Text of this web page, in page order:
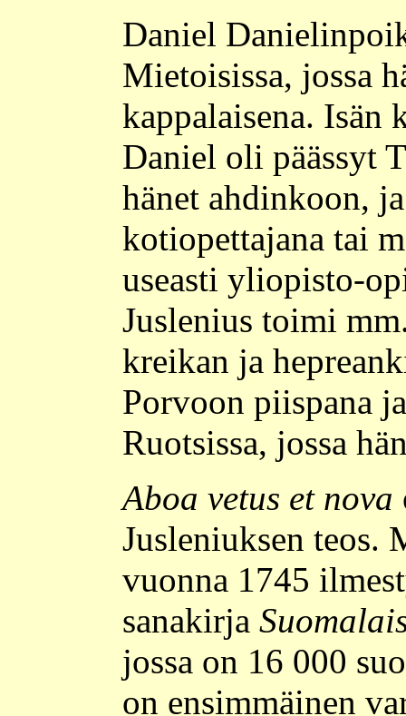
Daniel
Mietoisissa, jossa
kappalaisena.
Daniel oli päässyt
hänet ahdinkoon,
kotiopettajana tai
useasti yliopisto-
Juslenius toimi
kreikan ja
Porvoon piispana
Ruotsissa, jossa
Aboa vetus et nova
Jusleniuksen
vuonna 1745
sanakirja
jossa on 16 000
on ensimmäinen